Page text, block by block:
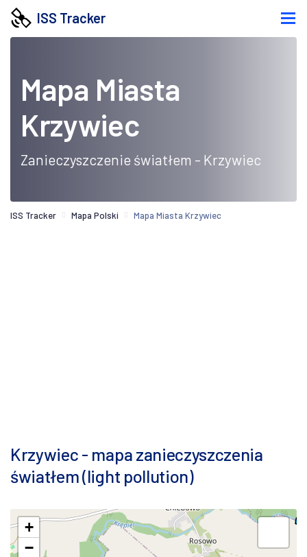
ISS Tracker
Mapa Miasta
Krzywiec
Zanieczyszczenie światłem - Krzywiec
ISS Tracker Mapa Polski Mapa Miasta Krzywiec
Krzywiec - mapa zanieczyszczenia
światłem (light pollution)
+
−